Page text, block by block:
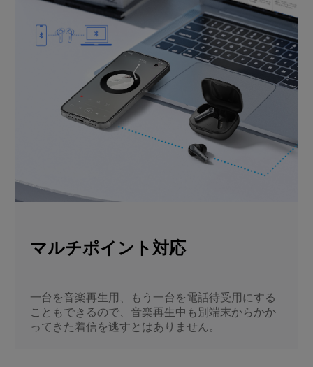
マルチポイント対応
一台を音楽再生用、もう一台を電話待受用にする
こともできるので、音楽再生中も別端末からかか
ってきた着信を逃すとはありません。